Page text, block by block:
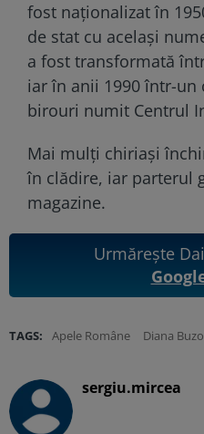
fost naționalizat în
de stat cu același
a fost transformată
iar în anii 1990 într-un
birouri numit Centrul
Mai mulți chiriași
în clădire, iar parterul
magazine.
Urmărește
TAGS: Apele Române Diana
sergiu.mircea